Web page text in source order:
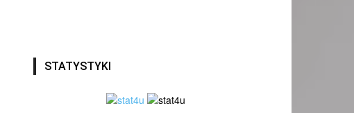
STATYSTYKI